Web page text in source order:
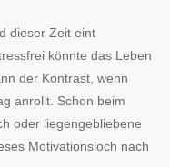
dieser Zeit eint
könnte das Leben
der Kontrast, wenn
anrollt. Schon beim
oder liegengebliebene
Motivationsloch nach